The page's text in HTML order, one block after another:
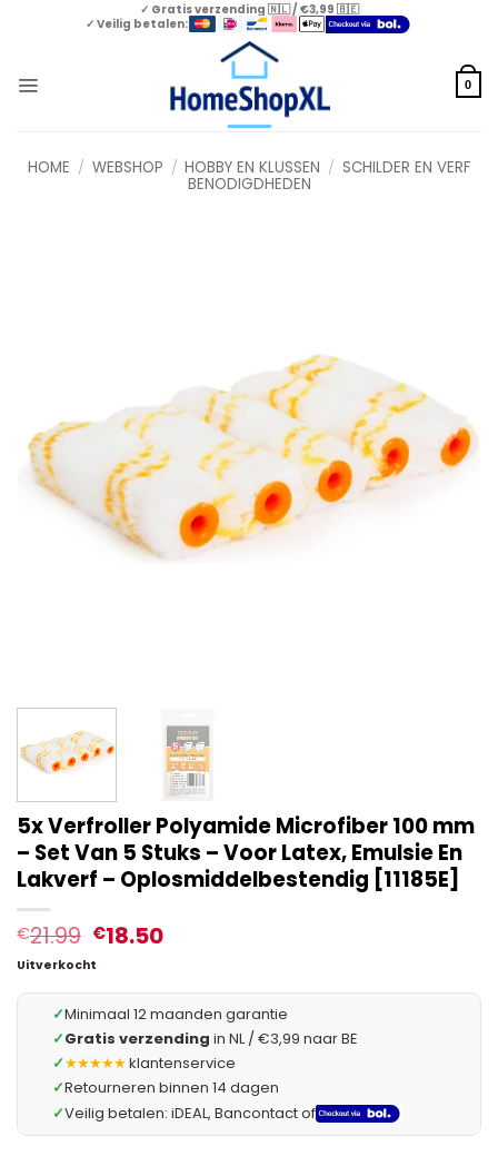
✓ Gratis verzending 🇳🇱 / €3,99 🇧🇪
✓ Veilig betalen:
0
HOME / WEBSHOP / HOBBY EN KLUSSEN / SCHILDER EN VERF
BENODIGDHEDEN
5x Verfroller Polyamide Microfiber 100 mm
– Set Van 5 Stuks – Voor Latex, Emulsie En
Lakverf – Oplosmiddelbestendig [11185E]
€21.99 €18.50
Uitverkocht
✓Minimaal 12 maanden garantie
✓Gratis verzending in NL / €3,99 naar BE
✓★★★★★klantenservice
✓Retourneren binnen 14 dagen
✓Veilig betalen: iDEAL, Bancontact of